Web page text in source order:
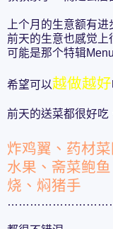
上个月的生意额有进
前天的生意也感觉上
可能是那个特辑
希望可以越做越好
前天的送菜都很好
炸鸡翼、药材
水果、斋菜鲍
烧、焖猪手